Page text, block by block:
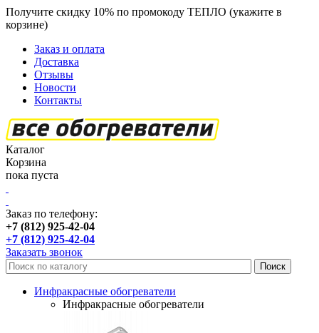
Получите скидку 10% по промокоду ТЕПЛО (укажите в
корзине)
Заказ и оплата
Доставка
Отзывы
Новости
Контакты
Каталог
Корзина
пока пуста
Заказ по телефону:
+7 (812) 925-42-04
+7 (812) 925-42-04
Заказать звонок
Инфракрасные обогреватели
Инфракрасные обогреватели